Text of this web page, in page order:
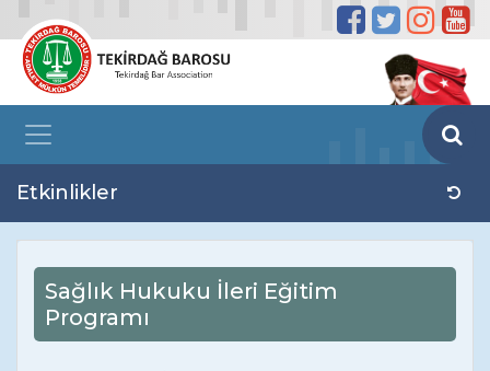
Etkinlikler
Sağlık Hukuku İleri Eğitim
Programı